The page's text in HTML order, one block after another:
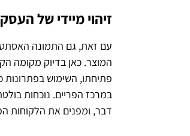
זיהוי מיידי של
עם זאת, גם התמונה
המוצר. כאן בדיוק מקומה
פתיחתו, השימוש בפתרונות
במרכז הפריים. נוכחות
דבר, ומפנים את הלקוחות